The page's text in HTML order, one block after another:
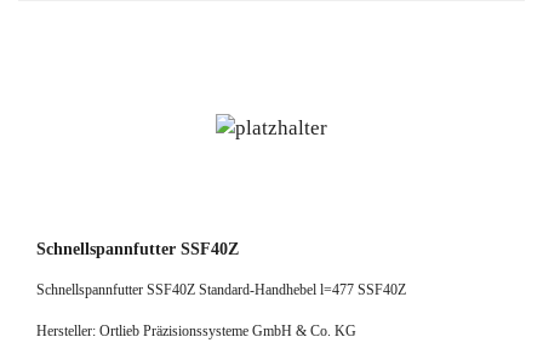
Schnellspannfutter SSF40Z
Schnellspannfutter SSF40Z Standard-Handhebel l=477 SSF40Z
Hersteller: Ortlieb Präzisionssysteme GmbH & Co. KG